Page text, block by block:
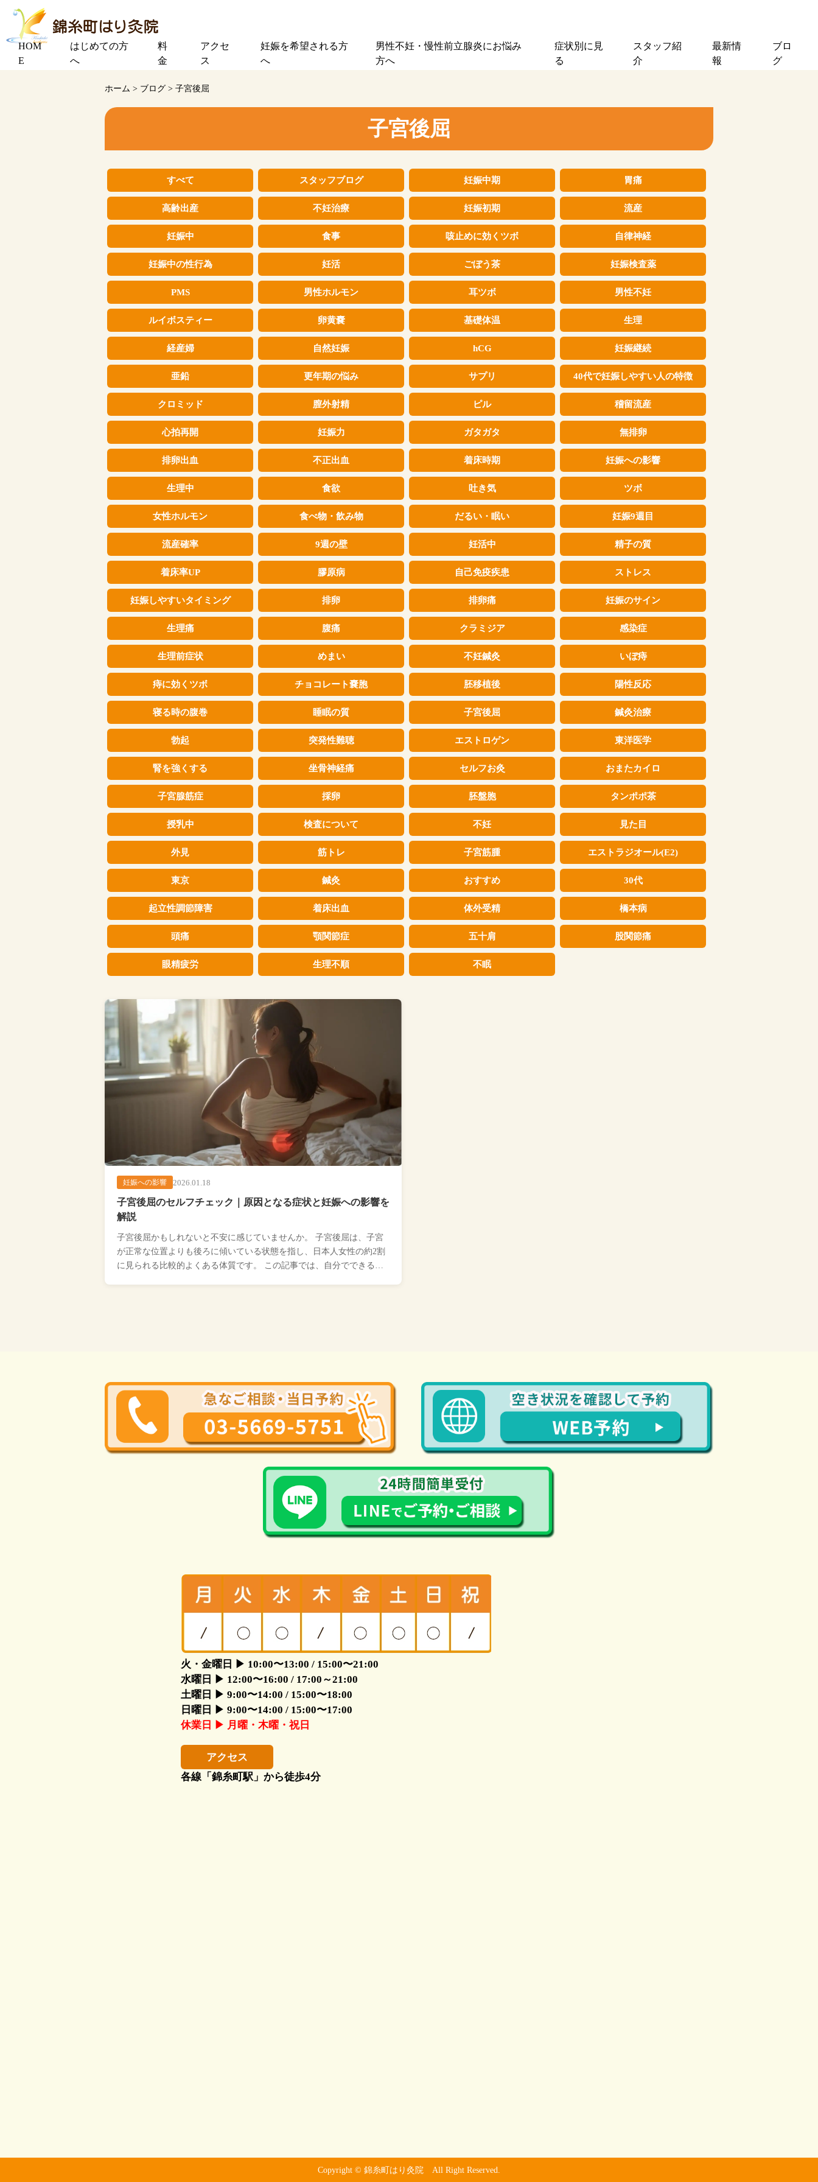
HOM
E
はじめての方
へ
料
金
アクセ
ス
妊娠を希望される方
へ
男性不妊・慢性前立腺炎にお悩み
方へ
症状別に見
る
スタッフ紹
介
最新情
報
ブロ
グ
ホーム > ブログ > 子宮後屈
子宮後屈
すべて スタッフブログ 妊娠中期 胃痛
高齢出産 不妊治療 妊娠初期 流産
妊娠中 食事 咳止めに効くツボ 自律神経
妊娠中の性行為 妊活 ごぼう茶 妊娠検査薬
PMS 男性ホルモン 耳ツボ 男性不妊
ルイボスティー 卵黄嚢 基礎体温 生理
経産婦 自然妊娠 hCG 妊娠継続
亜鉛 更年期の悩み サプリ 40代で妊娠しやすい人の特徴
クロミッド 膣外射精 ピル 稽留流産
心拍再開 妊娠力 ガタガタ 無排卵
排卵出血 不正出血 着床時期 妊娠への影響
生理中 食欲 吐き気 ツボ
女性ホルモン 食べ物・飲み物 だるい・眠い 妊娠9週目
流産確率 9週の壁 妊活中 精子の質
着床率UP 膠原病 自己免疫疾患 ストレス
妊娠しやすいタイミング 排卵 排卵痛 妊娠のサイン
生理痛 腹痛 クラミジア 感染症
生理前症状 めまい 不妊鍼灸 いぼ痔
痔に効くツボ チョコレート嚢胞 胚移植後 陽性反応
寝る時の腹巻 睡眠の質 子宮後屈 鍼灸治療
勃起 突発性難聴 エストロゲン 東洋医学
腎を強くする 坐骨神経痛 セルフお灸 おまたカイロ
子宮腺筋症 採卵 胚盤胞 タンポポ茶
授乳中 検査について 不妊 見た目
外見 筋トレ 子宮筋腫 エストラジオール(E2)
東京 鍼灸 おすすめ 30代
起立性調節障害 着床出血 体外受精 橋本病
頭痛 顎関節症 五十肩 股関節痛
眼精疲労 生理不順 不眠
妊娠への影響 2026.01.18
子宮後屈のセルフチェック｜原因となる症状と妊娠への影響を
解説
子宮後屈かもしれないと不安に感じていませんか。 子宮後屈は、子宮
が正常な位置よりも後ろに傾いている状態を指し、日本人女性の約2割
に見られる比較的よくある体質です。 この記事では、自分でできる子
火・金曜日 ▶ 10:00〜13:00 / 15:00〜21:00
水曜日 ▶ 12:00〜16:00 / 17:00～21:00
土曜日 ▶ 9:00〜14:00 / 15:00〜18:00
日曜日 ▶ 9:00〜14:00 / 15:00〜17:00
休業日 ▶ 月曜・木曜・祝日
アクセス
各線「錦糸町駅」から徒歩4分
Copyright © 錦糸町はり灸院 All Right Reserved.